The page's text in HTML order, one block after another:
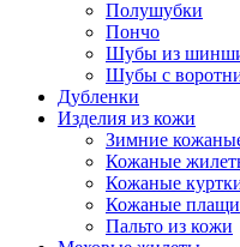
Полушубки
Пончо
Шубы из
Шубы с
Дубленки
Изделия из кожи
Зимние
Кожаные
Кожаные
Кожаные плащи
Пальто из кожи